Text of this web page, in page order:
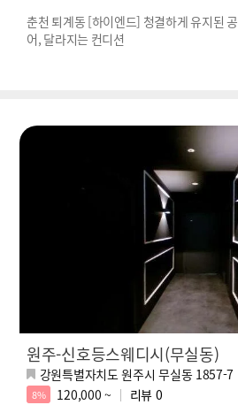
춘천 퇴계동 [하이엔드] 청결하게 유지된
어, 달라지는 컨디션
원주-신호등스웨디시(무실동)
강원특별자치도 원주시 무실동 1857-7
8% 120,000 ~ 리뷰 0